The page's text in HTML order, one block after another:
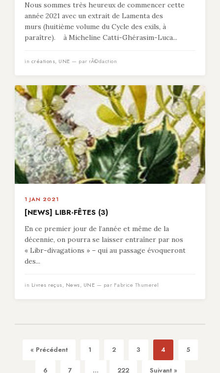
Nous sommes très heureux de commencer cette
année 2021 avec un extrait de Lamenta des
murs (huitième volume du Cycle des exils, à
paraître). à Micheline Catti-Ghérasim-Luca...
in créations, UNE — par rÃ©daction
1 JAN 2021
[NEWS] LIBR-FÊTES (3)
En ce premier jour de l’année et même de la
décennie, on pourra se laisser entraîner par nos
« Libr-divagations » – qui au passage évoqueront
des...
in Livres reçus, News, UNE — par Fabrice Thumerel
« Précédent 1 2 3 4 5
6 7 ... 222 Suivant »